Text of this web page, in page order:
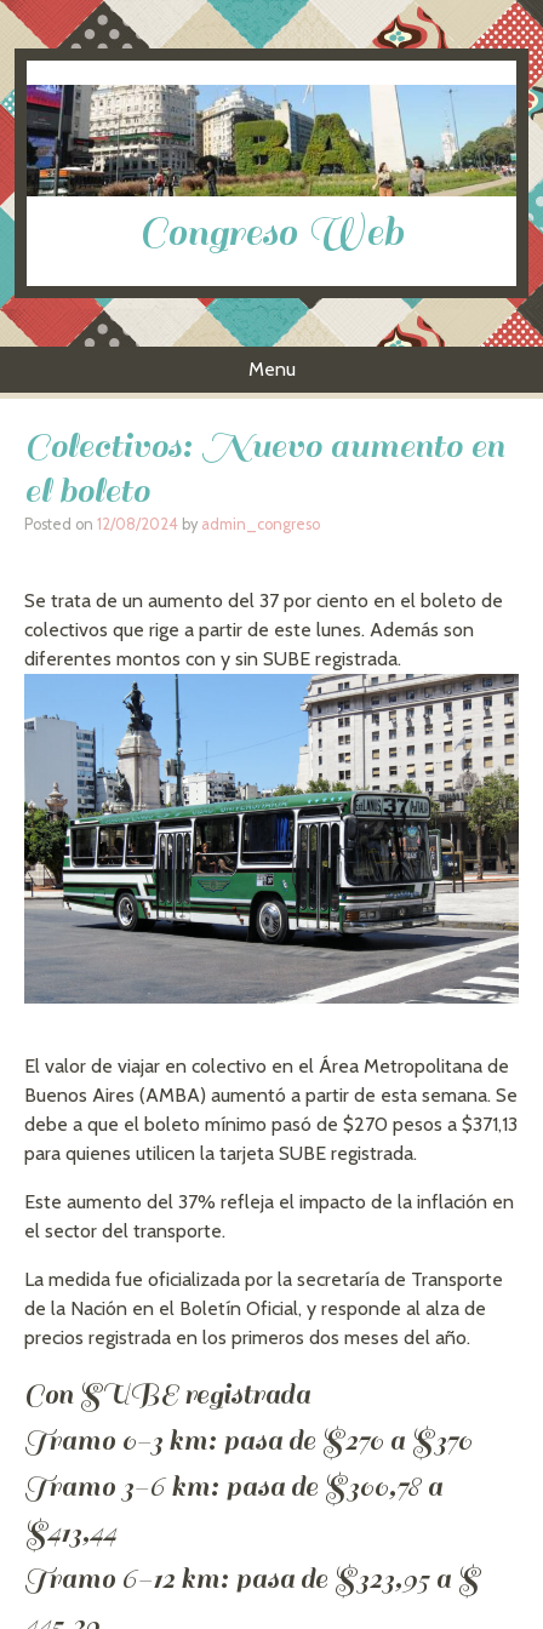
Congreso Web
Menu
Colectivos: Nuevo aumento en
el boleto
Posted on 12/08/2024 by admin_congreso
Se trata de un aumento del 37 por ciento en el boleto de
colectivos que rige a partir de este lunes. Además son
diferentes montos con y sin SUBE registrada.
El valor de viajar en colectivo en el Área Metropolitana de
Buenos Aires (AMBA) aumentó a partir de esta semana. Se
debe a que el boleto mínimo pasó de $270 pesos a $371,13
para quienes utilicen la tarjeta SUBE registrada.
Este aumento del 37% refleja el impacto de la inflación en
el sector del transporte.
La medida fue oficializada por la secretaría de Transporte
de la Nación en el Boletín Oficial, y responde al alza de
precios registrada en los primeros dos meses del año.
Con SUBE registrada
Tramo 0-3 km: pasa de $270 a $370
Tramo 3-6 km: pasa de $300,78 a
$413,44
Tramo 6-12 km: pasa de $323,95 a $